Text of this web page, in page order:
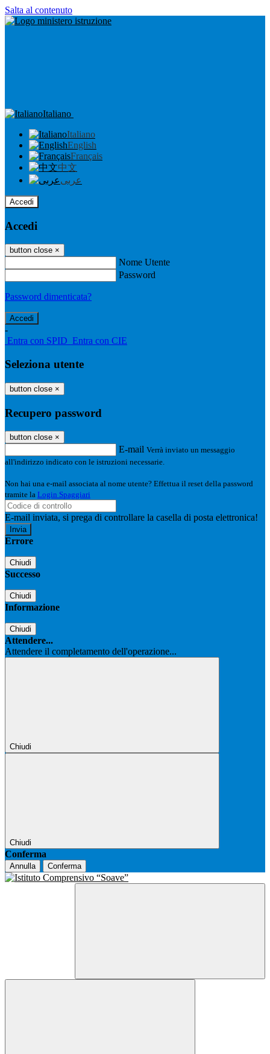
Salta al contenuto
Italiano
Italiano
English
Français
中文
عربى
Accedi
Accedi
button close ×
Nome Utente
Password
Password dimenticata?
-
Entra con SPID Entra con CIE
Seleziona utente
button close ×
Recupero password
button close ×
E-mail Verrà inviato un messaggio
all'indirizzo indicato con le istruzioni necessarie.
Non hai una e-mail associata al nome utente? Effettua il reset della password
tramite la Login Spaggiari
E-mail inviata, si prega di controllare la casella di posta elettronica!
Errore
Chiudi
Successo
Chiudi
Informazione
Chiudi
Attendere...
Attendere il completamento dell'operazione...
Chiudi
Chiudi
Conferma
Annulla Conferma